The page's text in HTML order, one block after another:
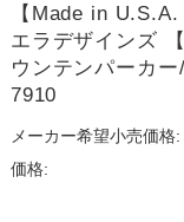
【Made in
エラデザインズ
ウンテンパーカ
7910
メーカー希望小売価格:
価格: